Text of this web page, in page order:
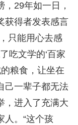
29年如一日，
获得者发表感言
只能用心去感
吃文学的‘百家
粮食，让坐在
己一辈子都无法
，进入了充满大
人。“这个孩